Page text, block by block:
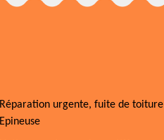
Réparation urgente, fuite de toiture
Epineuse